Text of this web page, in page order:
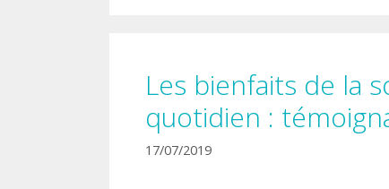
Les bienfaits de la
quotidien :
17/07/2019